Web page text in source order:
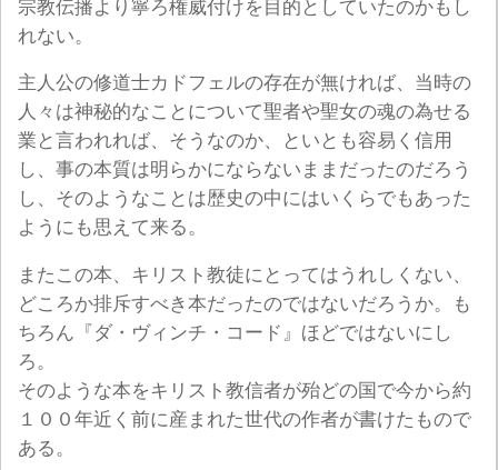
宗教伝播より寧ろ権威付けを目的としていたのかもし
れない。
主人公の修道士カドフェルの存在が無ければ、当時の
人々は神秘的なことについて聖者や聖女の魂の為せる
業と言われれば、そうなのか、といとも容易く信用
し、事の本質は明らかにならないままだったのだろう
し、そのようなことは歴史の中にはいくらでもあった
ようにも思えて来る。
またこの本、キリスト教徒にとってはうれしくない、
どころか排斥すべき本だったのではないだろうか。も
ちろん『ダ・ヴィンチ・コード』ほどではないにし
ろ。
そのような本をキリスト教信者が殆どの国で今から約
１００年近く前に産まれた世代の作者が書けたもので
ある。